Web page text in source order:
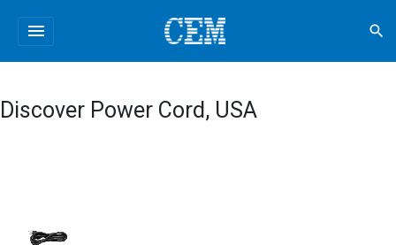
menu search
Discover Power Cord, USA